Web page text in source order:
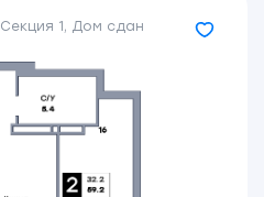
Секция 1 , Дом сдан